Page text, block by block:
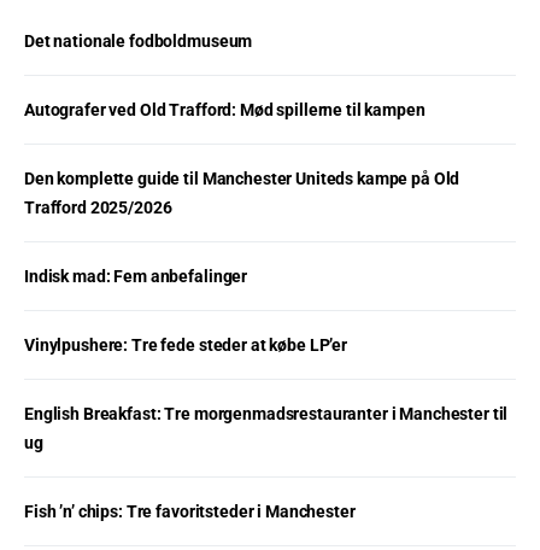
Det nationale fodboldmuseum
Autografer ved Old Trafford: Mød spillerne til kampen
Den komplette guide til Manchester Uniteds kampe på Old
Trafford 2025/2026
Indisk mad: Fem anbefalinger
Vinylpushere: Tre fede steder at købe LP’er
English Breakfast: Tre morgenmadsrestauranter i Manchester til
ug
Fish ’n’ chips: Tre favoritsteder i Manchester